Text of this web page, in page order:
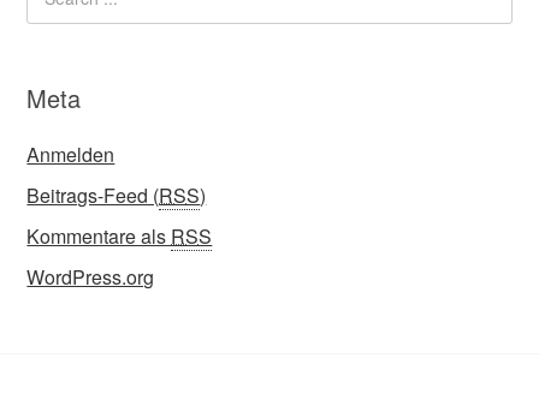
Meta
Anmelden
Beitrags-Feed (RSS)
Kommentare als RSS
WordPress.org